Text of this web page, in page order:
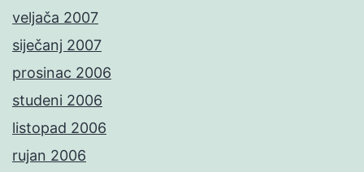
veljača 2007
siječanj 2007
prosinac 2006
studeni 2006
listopad 2006
rujan 2006